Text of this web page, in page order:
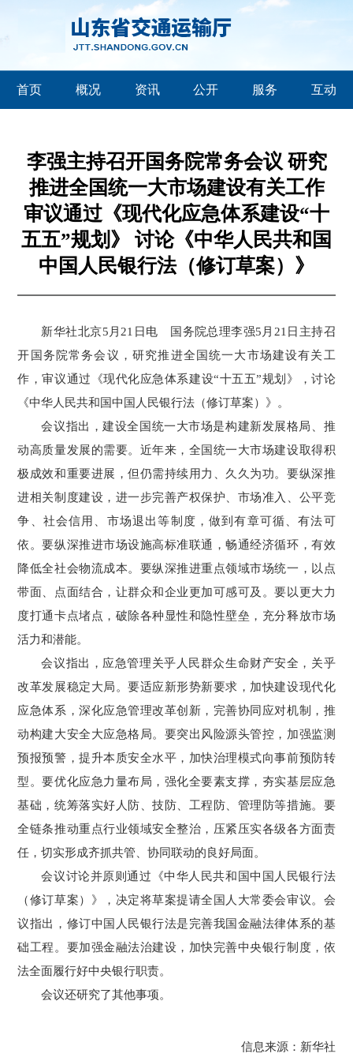
首页 概况 资讯 公开 服务 互动
李强主持召开国务院常务会议 研究
推进全国统一大市场建设有关工作
审议通过《现代化应急体系建设“十
五五”规划》 讨论《中华人民共和国
中国人民银行法（修订草案）》
新华社北京5月21日电 国务院总理李强5月21日主持召
开国务院常务会议，研究推进全国统一大市场建设有关工
作，审议通过《现代化应急体系建设“十五五”规划》，讨论
《中华人民共和国中国人民银行法（修订草案）》。
会议指出，建设全国统一大市场是构建新发展格局、推
动高质量发展的需要。近年来，全国统一大市场建设取得积
极成效和重要进展，但仍需持续用力、久久为功。要纵深推
进相关制度建设，进一步完善产权保护、市场准入、公平竞
争、社会信用、市场退出等制度，做到有章可循、有法可
依。要纵深推进市场设施高标准联通，畅通经济循环，有效
降低全社会物流成本。要纵深推进重点领域市场统一，以点
带面、点面结合，让群众和企业更加可感可及。要以更大力
度打通卡点堵点，破除各种显性和隐性壁垒，充分释放市场
活力和潜能。
会议指出，应急管理关乎人民群众生命财产安全，关乎
改革发展稳定大局。要适应新形势新要求，加快建设现代化
应急体系，深化应急管理改革创新，完善协同应对机制，推
动构建大安全大应急格局。要突出风险源头管控，加强监测
预报预警，提升本质安全水平，加快治理模式向事前预防转
型。要优化应急力量布局，强化全要素支撑，夯实基层应急
基础，统筹落实好人防、技防、工程防、管理防等措施。要
全链条推动重点行业领域安全整治，压紧压实各级各方面责
任，切实形成齐抓共管、协同联动的良好局面。
会议讨论并原则通过《中华人民共和国中国人民银行法
（修订草案）》，决定将草案提请全国人大常委会审议。会
议指出，修订中国人民银行法是完善我国金融法律体系的基
础工程。要加强金融法治建设，加快完善中央银行制度，依
法全面履行好中央银行职责。
会议还研究了其他事项。
信息来源：新华社